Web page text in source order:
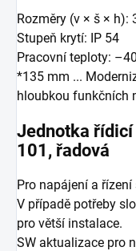
Rozměry (v × š × h):
Stupeň krytí: IP 54
Pracovní teploty:
*135 mm ...
hloubkou funkčních
Jednotka
101, řadová
Pro napájení a
V případě potřeby
pro větší instalace.
SW aktualizace pro